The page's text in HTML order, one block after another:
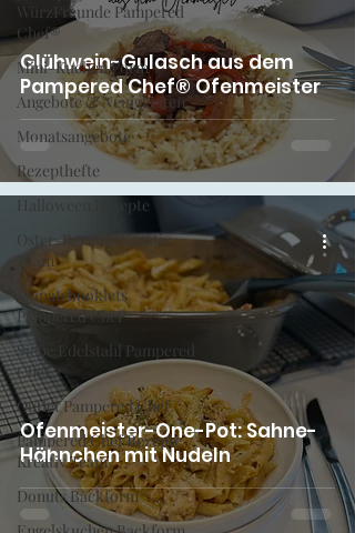
WürzFreunde Pampered
Chef®
Mini-Kuchen Form
Angebote & Neuigkeiten
Monatsangebote
Rezepthefte
Halloween Rezepte
Oster-Rezepte Kreativ
Team
Monatsbooklets
Pampered Chef
Siebe Edelstahl Pampered
Chef
Outlet Pampered Chef
Pampered Chef Rezepte
Kreativ Team
Donuts Backform
Glühwein-Gulasch aus dem
Pampered Chef® Ofenmeister
Ofenmeister-One-Pot: Sahne-
Hähnchen mit Nudeln